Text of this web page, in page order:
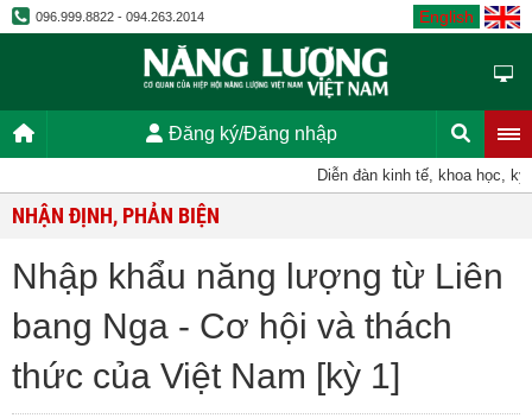
096.999.8822 - 094.263.2014 English
Đăng ký/Đăng nhập
Diễn đàn kinh tế, khoa học, kỹ
NHẬN ĐỊNH, PHẢN BIỆN
Nhập khẩu năng lượng từ Liên
bang Nga - Cơ hội và thách
thức của Việt Nam [kỳ 1]